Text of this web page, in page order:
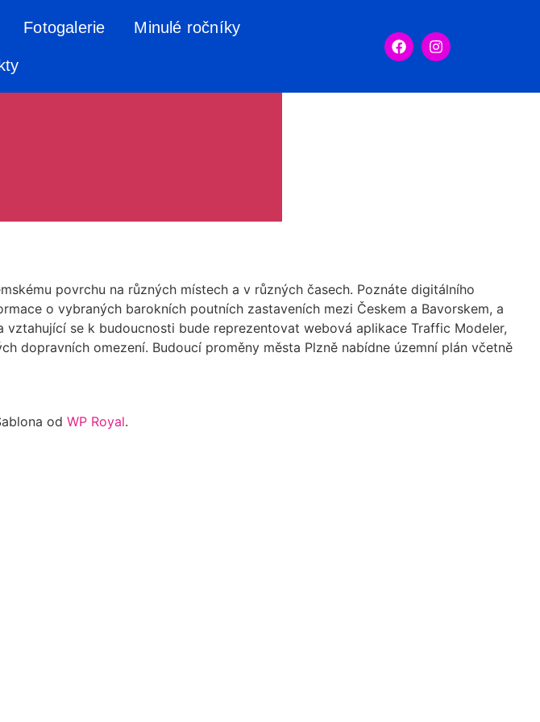
Fotogalerie Minulé ročníky
povrchu na různých místech a v různých časech. Poznáte digitálního
o vybraných barokních poutních zastaveních mezi Českem a Bavorskem, a
se k budoucnosti bude reprezentovat webová aplikace Traffic Modeler,
dopravních omezení. Budoucí proměny města Plzně nabídne územní plán včetně
od WP Royal.